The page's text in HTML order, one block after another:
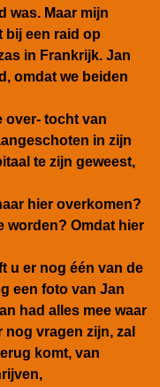
was. Maar mijn
bij een raid op
in Frankrijk. Jan
omdat we beiden
over- tocht van
in zijn
te zijn geweest,
hier overkomen?
worden? Omdat hier
u er nog één van de
een foto van Jan
had alles mee waar
vragen zijn, zal
komt, van